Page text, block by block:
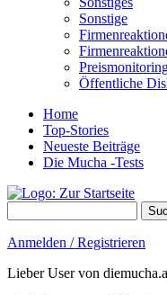
Sonstige
Öffentliche
Home
Top-Stories
Neueste Beiträge
Die Mucha -Tests
Anmelden / Registrieren
Lieber User von